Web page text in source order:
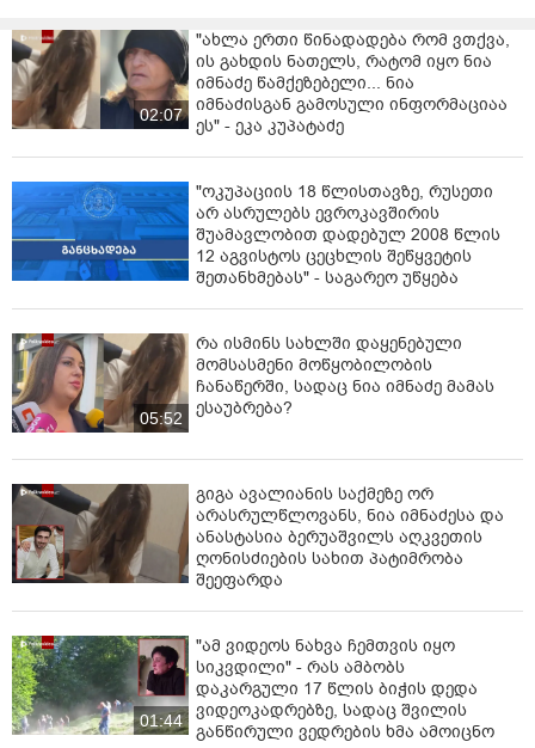
02:07
"ახლა ერთი წინადადება რომ ვთქვა,
ის გახდის ნათელს, რატომ იყო ნია
იმნაძე წამქეზებელი... ნია
იმნაძისგან გამოსული ინფორმაციაა
ეს" - ეკა კუპატაძე
"ოკუპაციის 18 წლისთავზე, რუსეთი
არ ასრულებს ევროკავშირის
შუამავლობით დადებულ 2008 წლის
12 აგვისტოს ცეცხლის შეწყვეტის
შეთანხმებას" - საგარეო უწყება
05:52
რა ისმინს სახლში დაყენებული
მომსასმენი მოწყობილობის
ჩანაწერში, სადაც ნია იმნაძე მამას
ესაუბრება?
გიგა ავალიანის საქმეზე ორ
არასრულწლოვანს, ნია იმნაძესა და
ანასტასია ბერუაშვილს აღკვეთის
ღონისძიების სახით პატიმრობა
შეეფარდა
01:44
"ამ ვიდეოს ნახვა ჩემთვის იყო
სიკვდილი" - რას ამბობს
დაკარგული 17 წლის ბიჭის დედა
ვიდეოკადრებზე, სადაც შვილის
განწირული ვედრების ხმა ამოიცნო